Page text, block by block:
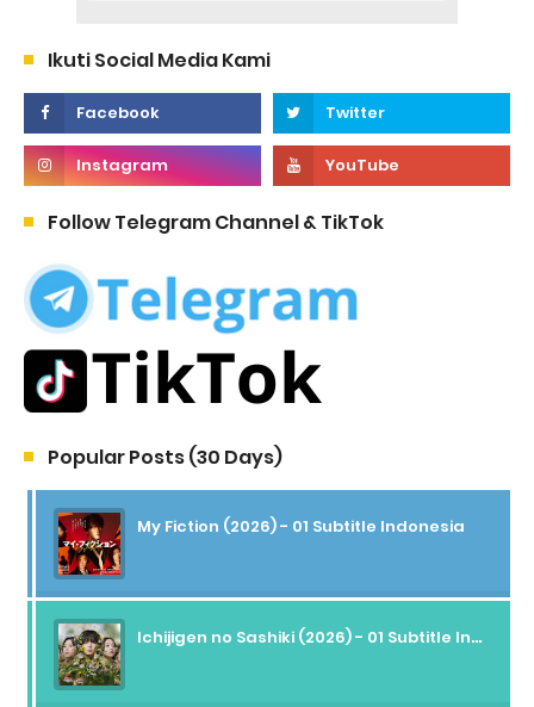
Ikuti Social Media Kami
Follow Telegram Channel & TikTok
Popular Posts (30 Days)
My Fiction (2026) - 01 Subtitle Indonesia
Ichijigen no Sashiki (2026) - 01 Subtitle Indonesia